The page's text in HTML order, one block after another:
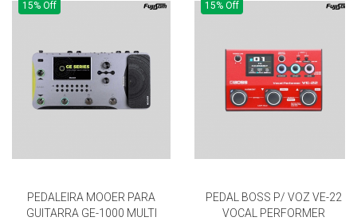
15% Off
PEDALEIRA MOOER PARA
GUITARRA GE-1000 MULTI
15% Off
PEDAL BOSS P/ VOZ VE-22
VOCAL PERFORMER